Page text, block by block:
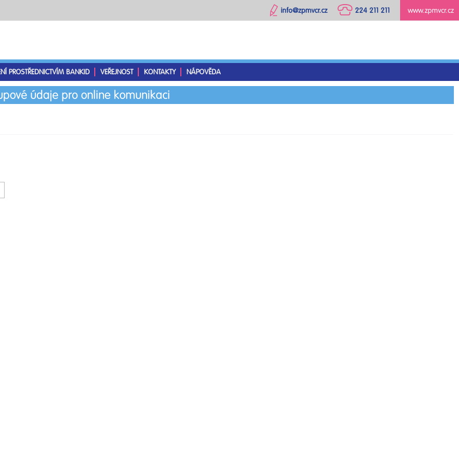
www.zpmvcr.cz
224 211 211
info@zpmvcr.cz
PROSTŘEDNICTVÍM BANKID VEŘEJNOST KONTAKTY NÁPOVĚDA
údaje pro online komunikaci